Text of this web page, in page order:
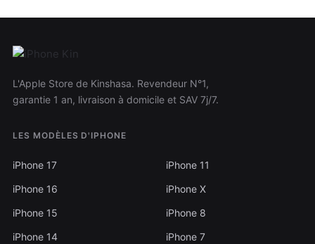
L'Apple Store de Kinshasa. Revendeur N°1,
garantie 1 an, livraison à domicile et SAV 7j/7.
LES MODÈLES D'IPHONE
iPhone 17
iPhone 16
iPhone 15
iPhone 14
iPhone 11
iPhone X
iPhone 8
iPhone 7